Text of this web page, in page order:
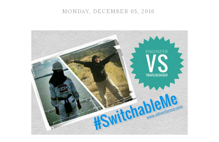
MONDAY, DECEMBER 05, 2016